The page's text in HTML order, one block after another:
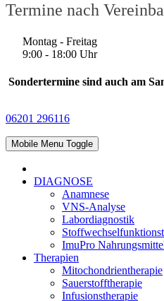
Termine nach
Montag - Freitag
9:00 - 18:00 Uhr
Sondertermine sind auch am
06201 296116
Mobile Menu Toggle
DIAGNOSE
Anamnese
VNS-Analyse
Labordiagnostik
ImuPro
Therapien
Mitochondrientherapie
Sauerstofftherapie
Infusionstherapie